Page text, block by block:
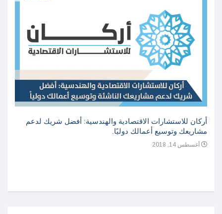
أركان للاستشارات الاقتصادية والهندسية: أفضل شريك لدعم
مشاريعك وتوسيع أعمالك دوليًا.
أغسطس 14, 2018